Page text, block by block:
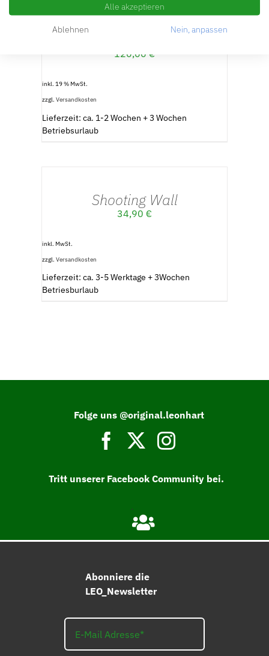
WARENKORB
Mini – Leo tournament
120,00 €
inkl. 19 % MwSt.
zzgl. Versandkosten
Lieferzeit: ca. 1-2 Wochen + 3 Wochen
Betriebsurlaub
Shooting Wall
34,90 €
inkl. MwSt.
zzgl. Versandkosten
Lieferzeit: ca. 3-5 Werktage + 3Wochen
Betriesburlaub
Folge uns @original.leonhart
Tritt unserer Facebook Community bei.
Abonniere die
LEO_Newsletter
Alle akzeptieren
Ablehnen Nein, anpassen